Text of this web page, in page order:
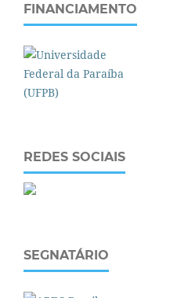
FINANCIAMENTO
REDES SOCIAIS
SEGNATÁRIO